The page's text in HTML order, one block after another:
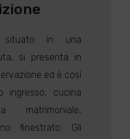
in una
si presenta in
ed è così
ingresso, cucina
matrimoniale,
finestrato. Gli